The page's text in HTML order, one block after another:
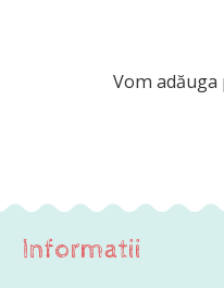
Vom adăuga
Informatii